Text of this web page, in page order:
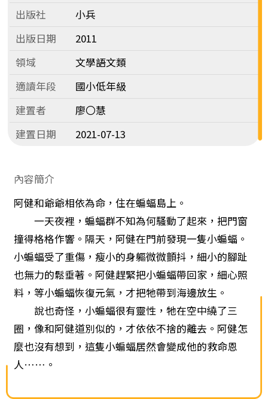
出版社
小兵
出版日期
2011
領域
文學語文類
適讀年段
國小低年級
建置者
廖〇慧
建置日期
2021-07-13
內容簡介
阿健和爺爺相依為命，住在蝙蝠島上。
一天夜裡，蝙蝠群不知為何騷動了起來，把門窗
撞得格格作響。隔天，阿健在門前發現一隻小蝙蝠。
小蝙蝠受了重傷，瘦小的身軀微微顫抖，細小的腳趾
也無力的鬆垂著。阿健趕緊把小蝙蝠帶回家，細心照
料，等小蝙蝠恢復元氣，才把牠帶到海邊放生。
說也奇怪，小蝙蝠很有靈性，牠在空中繞了三
圈，像和阿健道別似的，才依依不捨的離去。阿健怎
麼也沒有想到，這隻小蝙蝠居然會變成他的救命恩
人……。